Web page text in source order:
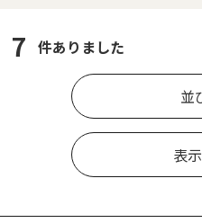
7 件ありました
並
表